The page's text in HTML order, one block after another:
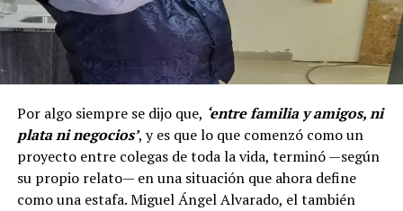
Por algo siempre se dijo que, ‘entre familia y amigos, ni
plata ni negocios’, y es que lo que comenzó como un
proyecto entre colegas de toda la vida, terminó —según
su propio relato— en una situación que ahora define
como una estafa. Miguel Ángel Alvarado, el también